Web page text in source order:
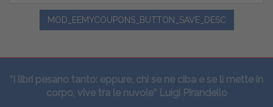
MOD_EEMYCOUPONS_BUTTON_SAVE_DESC
“I libri pesano tanto: eppure, chi se ne ciba e se li mette in
corpo, vive tra le nuvole” Luigi Pirandello